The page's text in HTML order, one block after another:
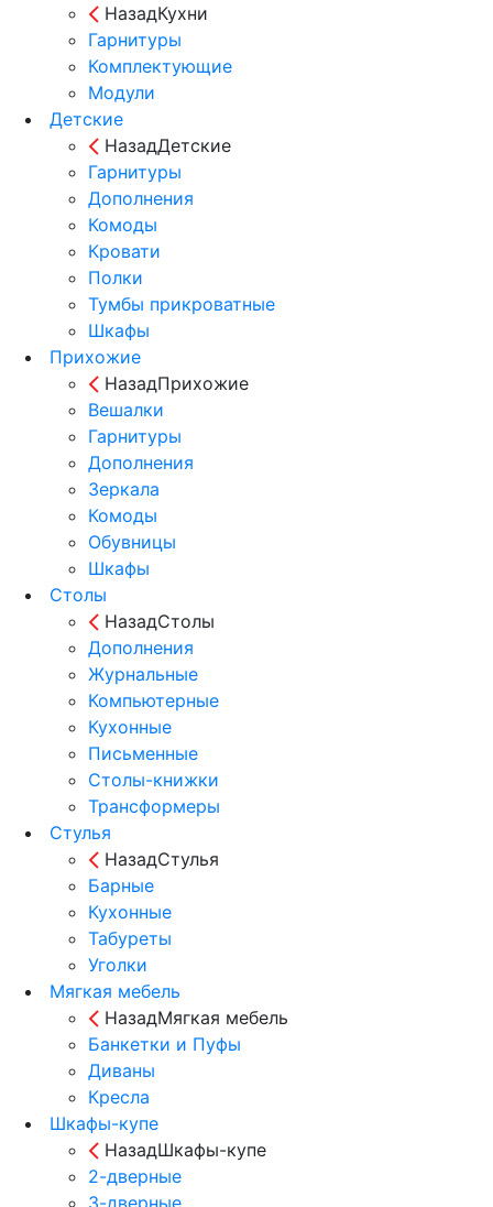
НазадКухни
Гарнитуры
Комплектующие
Модули
Детские
НазадДетские
Гарнитуры
Дополнения
Комоды
Кровати
Полки
Тумбы прикроватные
Шкафы
Прихожие
НазадПрихожие
Вешалки
Гарнитуры
Дополнения
Зеркала
Комоды
Обувницы
Шкафы
Столы
НазадСтолы
Дополнения
Журнальные
Компьютерные
Кухонные
Письменные
Столы-книжки
Трансформеры
Стулья
НазадСтулья
Барные
Кухонные
Табуреты
Уголки
Мягкая мебель
НазадМягкая мебель
Банкетки и Пуфы
Диваны
Кресла
Шкафы-купе
НазадШкафы-купе
2-дверные
3-дверные